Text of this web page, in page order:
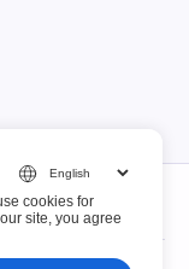
cookies for
site, you agree